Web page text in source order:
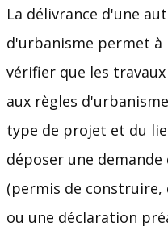
La délivrance d'une
d'urbanisme permet à
vérifier que les
aux règles
type de projet et du
déposer une
(permis de construire,
ou une déclaration